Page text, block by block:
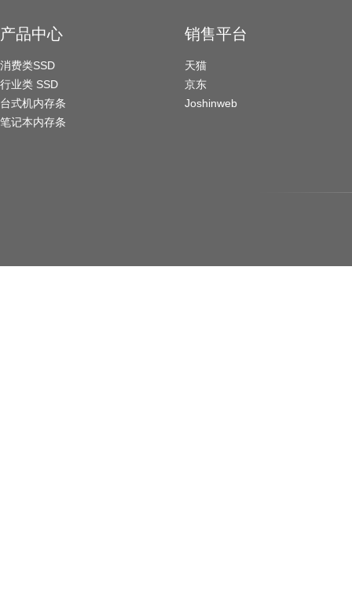
产品中心
消费类SSD
行业类 SSD
台式机内存条
笔记本内存条
销售平台
天猫
京东
Joshinweb